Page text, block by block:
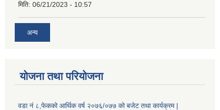
मिति: 06/21/2023 - 10:57
अन्य
योजना तथा परियोजना
वडा नं ८,फेकको आर्थिक वर्ष २०७६/०७७ को बजेट तथा कार्यक्रम |